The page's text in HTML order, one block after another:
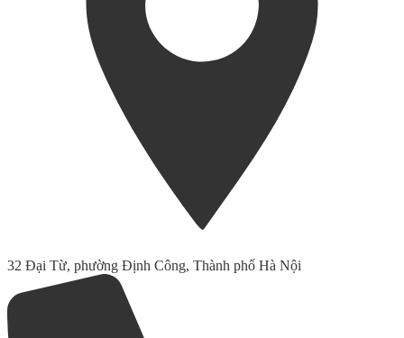
32 Đại Từ, phường Định Công, Thành phố Hà Nội